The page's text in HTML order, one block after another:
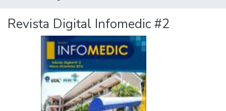
Revista Digital Infomedic #2